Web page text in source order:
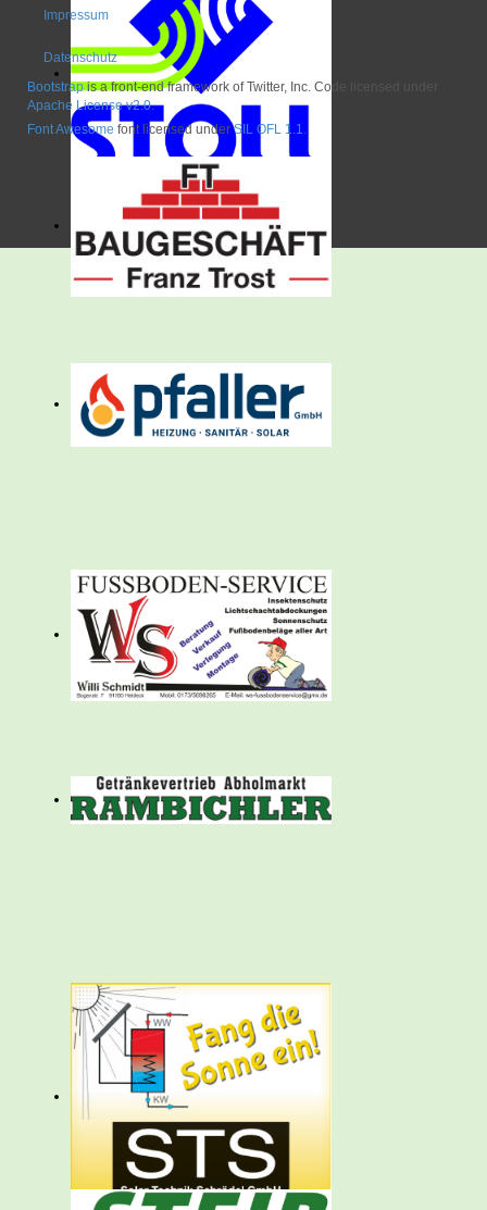
Impressum
Datenschutz
Bootstrapis a front-end framework of Twitter, Inc. Code licensed under
Apache License v2.0.
Font Awesome font licensed underSIL OFL 1.1.